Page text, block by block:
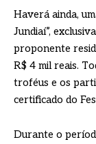
Haverá ainda,
Jundiaí”,
proponente
R$ 4 mil reais.
troféus e os
certificado do
Durante o